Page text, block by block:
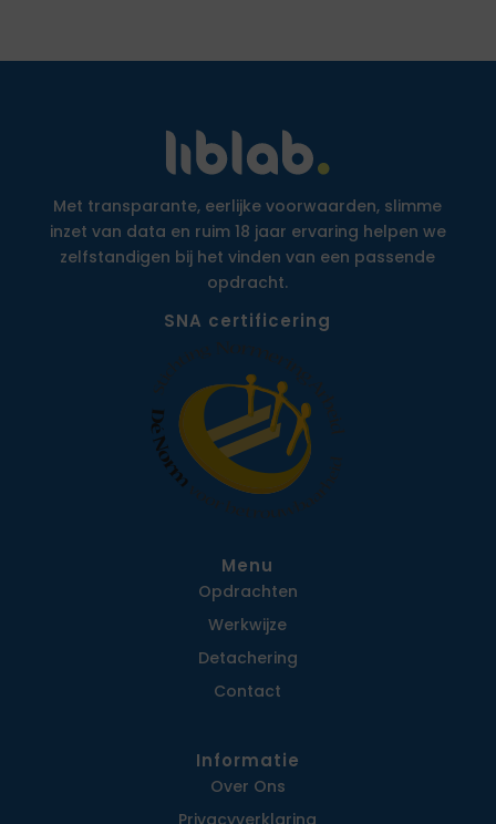
Met transparante, eerlijke voorwaarden, slimme
inzet van data en ruim 18 jaar ervaring helpen we
zelfstandigen bij het vinden van een passende
opdracht.
SNA certificering
Menu
Opdrachten
Werkwijze
Detachering
Contact
Informatie
Over Ons